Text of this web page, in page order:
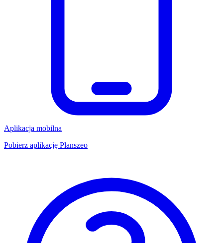
Aplikacja mobilna
Pobierz aplikację Planszeo